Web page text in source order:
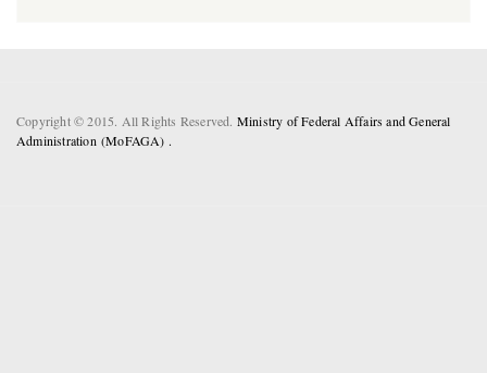
Copyright © 2015. All Rights Reserved. Ministry of Federal Affairs and General
Administration (MoFAGA) .